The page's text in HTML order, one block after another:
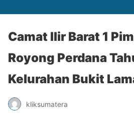
Camat Ilir Barat 1
Royong Perdana
Kelurahan Bukit
kliksumatera